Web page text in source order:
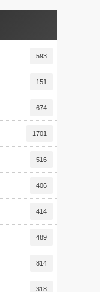
593
151
674
1701
516
406
414
489
814
318